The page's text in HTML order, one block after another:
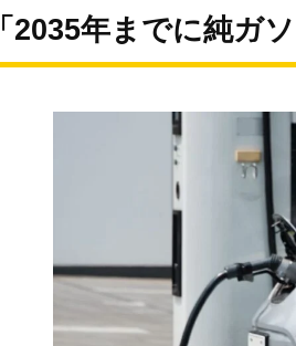
「2035年までに純ガ